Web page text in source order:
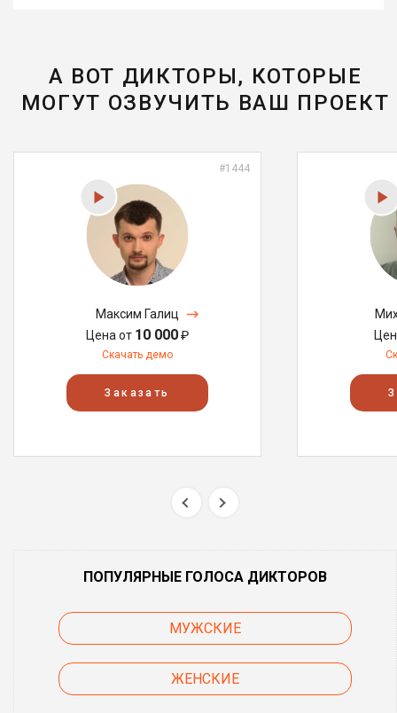
А ВОТ ДИКТОРЫ, КОТОРЫЕ
МОГУТ ОЗВУЧИТЬ ВАШ ПРОЕКТ
#1444
Максим Галиц
Цена от 10 000₽
Скачать демо
Заказать
ПОПУЛЯРНЫЕ ГОЛОСА ДИКТОРОВ
МУЖСКИЕ
ЖЕНСКИЕ